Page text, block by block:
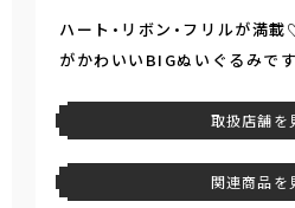
ハート・リボン・フリルが満
がかわいいBIGぬいぐるみです
取扱店舗を
関連商品を